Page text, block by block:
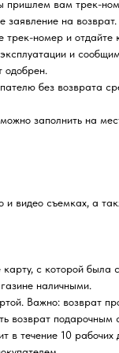
пришлем вам трек-
заявление на возврат.
номер и отдайте
и
одобрен.
без возврата
заполнить на
видео съемках, а
с которой была
наличными.
Важно: возврат
подарочным
течение 10 рабочих